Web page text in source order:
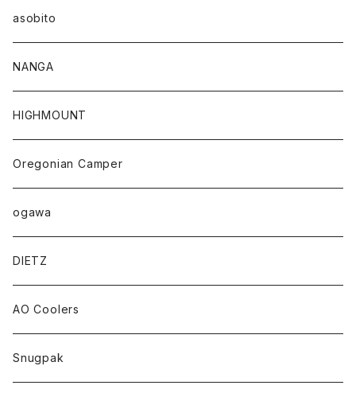
asobito
NANGA
HIGHMOUNT
Oregonian Camper
ogawa
DIETZ
AO Coolers
Snugpak